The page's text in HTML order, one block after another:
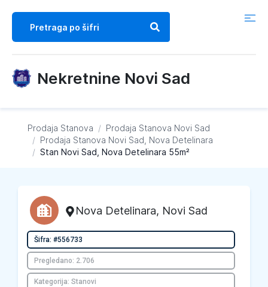
Nekretnine Novi Sad
Prodaja Stanova / Prodaja Stanova Novi Sad
/ Prodaja Stanova Novi Sad, Nova Detelinara
/ Stan Novi Sad, Nova Detelinara 55m²
Nova Detelinara, Novi Sad
Šifra: #556733
Pregledano: 2.706
Kategorija: Stanovi